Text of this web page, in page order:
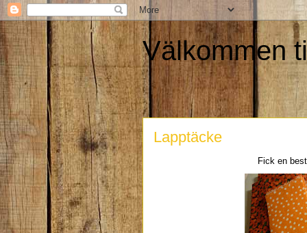
Välkommen
Lapptäcke
Fick en